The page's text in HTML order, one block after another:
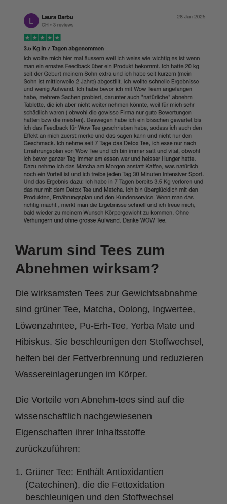
Warum sind Tees zum
Abnehmen wirksam?
Die wirksamsten Tees zur Gewichtsabnahme
sind grüner Tee, Matcha, Oolong, Ingwertee,
Löwenzahntee, Pu-Erh-Tee, Yerba Mate und
Hibiskus. Sie beschleunigen den Stoffwechsel,
helfen bei der Fettverbrennung und reduzieren
Wassereinlagerungen im Körper.
Die Vorteile von Abnehm-tees sind auf die
wissenschaftlich nachgewiesenen
Eigenschaften ihrer Inhaltsstoffe
zurückzuführen:
Grüner Tee: Enthält Antioxidantien
(Catechinen), die die Fettoxidation
beschleunigen und den Stoffwechsel